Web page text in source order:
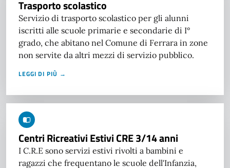
Trasporto scolastico
Servizio di trasporto scolastico per gli alunni
iscritti alle scuole primarie e secondarie di I°
grado, che abitano nel Comune di Ferrara in zone
non servite da altri mezzi di servizio pubblico.
LEGGI DI PIÙ →
Centri Ricreativi Estivi CRE 3/14 anni
I C.R.E sono servizi estivi rivolti a bambini e
ragazzi che frequentano le scuole dell'Infanzia,